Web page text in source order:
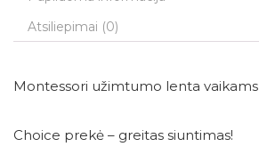
Atsiliepimai (0)
Montessori užimtumo lenta vaikams
Choice prekė – greitas siuntimas!